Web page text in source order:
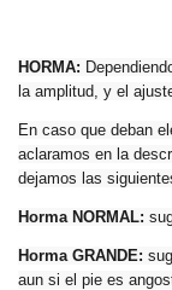
HORMA:
la amplitud, y el
En caso que deban
aclaramos en la
dejamos las
Horma NORMAL:
Horma GRANDE:
aun si el pie es